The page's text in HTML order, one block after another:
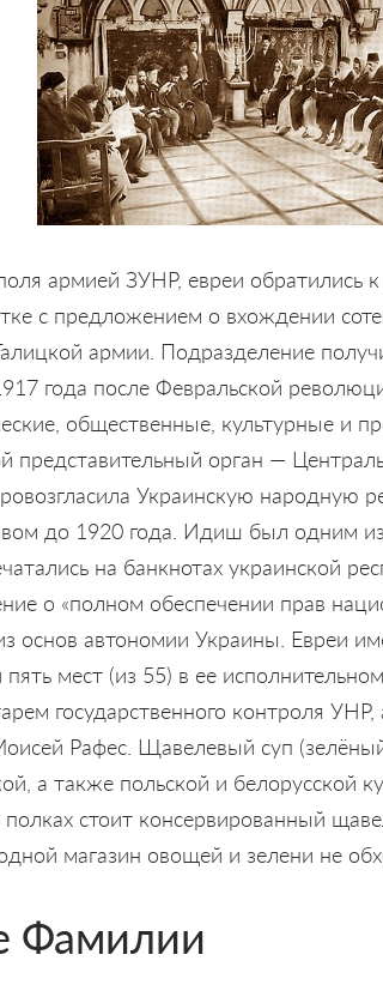
армией ЗУНР, евреи
с предложением о вхождении
армии. Подразделение
года после Февральской
общественные, культурные и
представительный орган —
Украинскую народную
до 1920 года. Идиш был одним из
на банкнотах украинской
о «полном обеспечении прав
основ автономии Украины. Евреи
мест (из 55) в ее
государственного контроля
Рафес. Щавелевый суп
а также польской и белорусской
стоит консервированный
магазин овощей и зелени не
Фамилии